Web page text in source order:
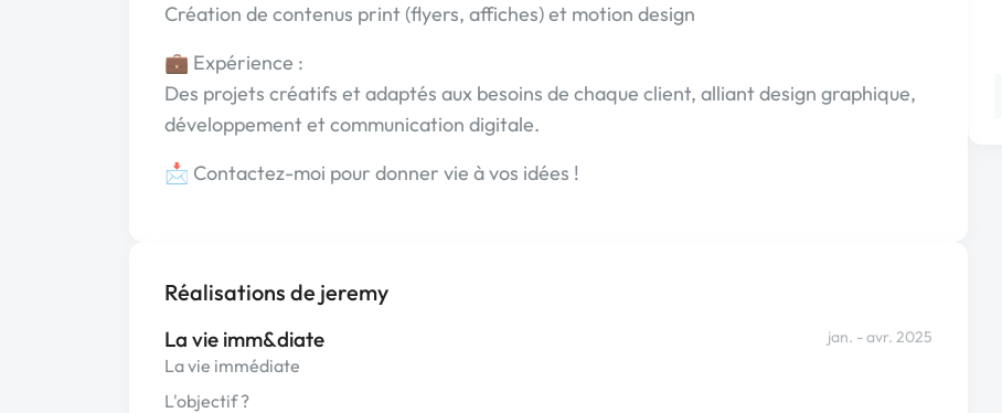
Création de contenus print (flyers, affiches) et motion design
💼 Expérience :
Des projets créatifs et adaptés aux besoins de chaque client, alliant design graphique,
développement et communication digitale.
📩 Contactez-moi pour donner vie à vos idées !
Réalisations de jeremy
La vie imm&diate
La vie immédiate
jan. - avr. 2025
L'objectif ?